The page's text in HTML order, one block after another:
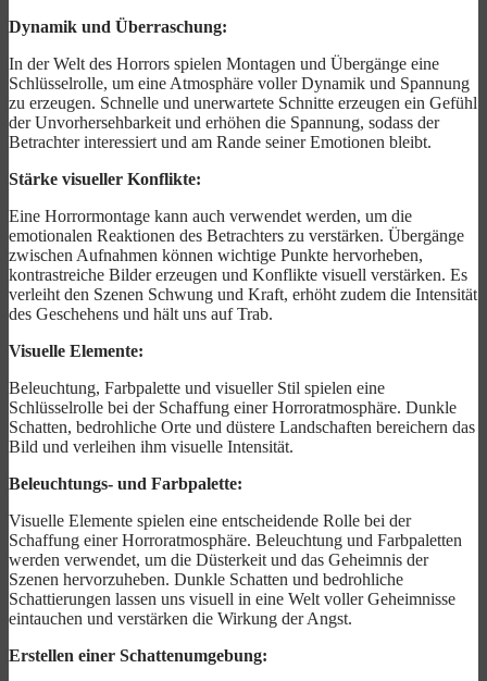
Dynamik und Überraschung:
In der Welt des Horrors spielen Montagen und Übergänge eine
Schlüsselrolle, um eine Atmosphäre voller Dynamik und Spannung
zu erzeugen. Schnelle und unerwartete Schnitte erzeugen ein Gefühl
der Unvorhersehbarkeit und erhöhen die Spannung, sodass der
Betrachter interessiert und am Rande seiner Emotionen bleibt.
Stärke visueller Konflikte:
Eine Horrormontage kann auch verwendet werden, um die
emotionalen Reaktionen des Betrachters zu verstärken. Übergänge
zwischen Aufnahmen können wichtige Punkte hervorheben,
kontrastreiche Bilder erzeugen und Konflikte visuell verstärken. Es
verleiht den Szenen Schwung und Kraft, erhöht zudem die Intensität
des Geschehens und hält uns auf Trab.
Visuelle Elemente:
Beleuchtung, Farbpalette und visueller Stil spielen eine
Schlüsselrolle bei der Schaffung einer Horroratmosphäre. Dunkle
Schatten, bedrohliche Orte und düstere Landschaften bereichern das
Bild und verleihen ihm visuelle Intensität.
Beleuchtungs- und Farbpalette:
Visuelle Elemente spielen eine entscheidende Rolle bei der
Schaffung einer Horroratmosphäre. Beleuchtung und Farbpaletten
werden verwendet, um die Düsterkeit und das Geheimnis der
Szenen hervorzuheben. Dunkle Schatten und bedrohliche
Schattierungen lassen uns visuell in eine Welt voller Geheimnisse
eintauchen und verstärken die Wirkung der Angst.
Erstellen einer Schattenumgebung: